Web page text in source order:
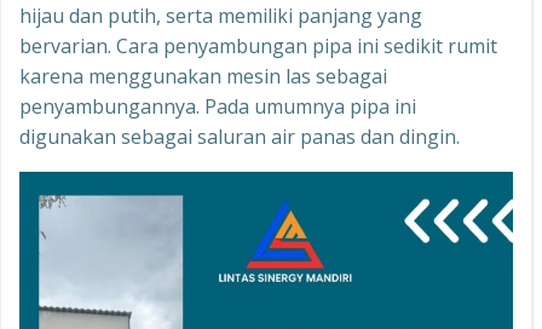
hijau dan putih, serta memiliki panjang yang
bervarian. Cara penyambungan pipa ini sedikit rumit
karena menggunakan mesin las sebagai
penyambungannya. Pada umumnya pipa ini
digunakan sebagai saluran air panas dan dingin.